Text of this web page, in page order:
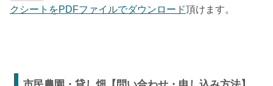
クシートをPDFファイルでダウンロード頂けます。